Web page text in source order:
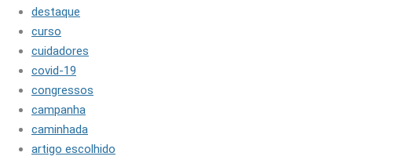
destaque
curso
cuidadores
covid-19
congressos
campanha
caminhada
artigo escolhido